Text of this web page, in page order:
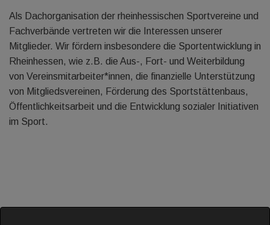
Als Dachorganisation der rheinhessischen Sportvereine und
Fachverbände vertreten wir die Interessen unserer
Mitglieder. Wir fördern insbesondere die Sportentwicklung in
Rheinhessen, wie z.B. die Aus-, Fort- und Weiterbildung
von Vereinsmitarbeiter*innen, die finanzielle Unterstützung
von Mitgliedsvereinen, Förderung des Sportstättenbaus,
Öffentlichkeitsarbeit und die Entwicklung sozialer Initiativen
im Sport.